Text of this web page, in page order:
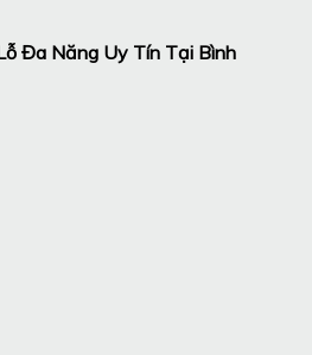
Đa Năng Uy Tín Tại Bình